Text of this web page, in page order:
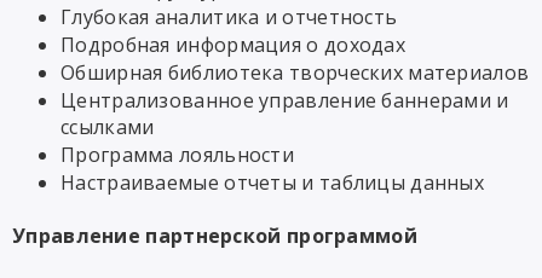
Глубокая аналитика и отчетность
Подробная информация о доходах
Обширная библиотека творческих материалов
Централизованное управление баннерами и
ссылками
Программа лояльности
Настраиваемые отчеты и таблицы данных
Управление партнерской программой